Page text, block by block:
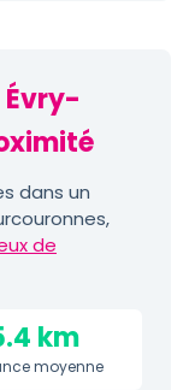
dans un
de
km
moyenne